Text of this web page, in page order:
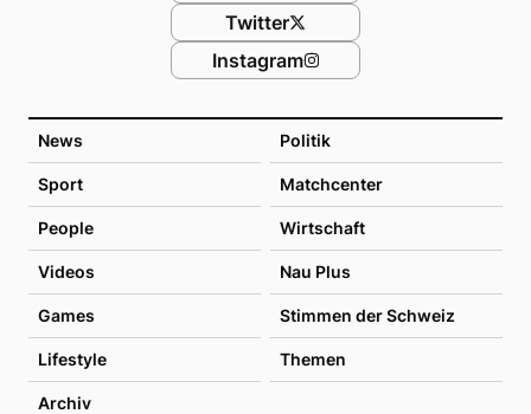
News Politik
Sport Matchcenter
People Wirtschaft
Videos Nau Plus
Games Stimmen der Schweiz
Lifestyle Themen
Archiv
Twitter
Instagram